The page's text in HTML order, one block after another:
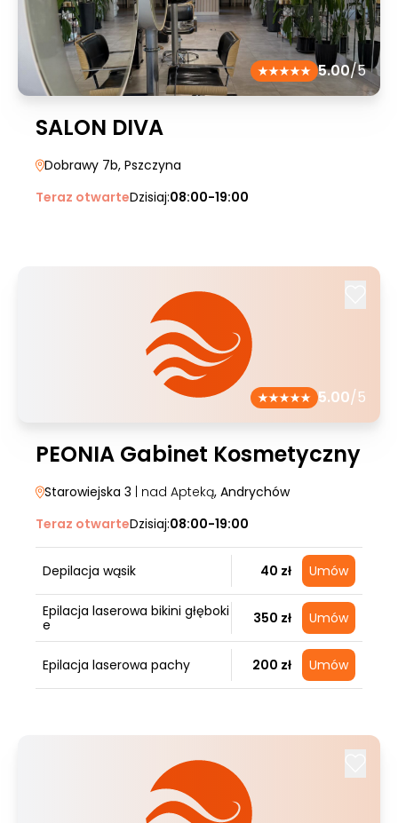
5.00/5
SALON DIVA
Dobrawy 7b, Pszczyna
Teraz otwarteDzisiaj:08:00-19:00
5.00/5
PEONIA Gabinet Kosmetyczny
Starowiejska 3 | nad Apteką, Andrychów
Teraz otwarteDzisiaj:08:00-19:00
Depilacja wąsik 40 zł Umów
Epilacja laserowa bikini głęboki
e
350 zł Umów
Epilacja laserowa pachy 200 zł Umów